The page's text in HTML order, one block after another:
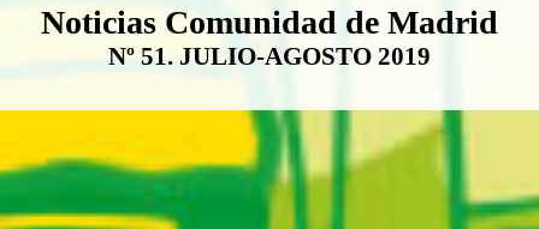
Boletín Noticias Comunidad de
Noticias Comunidad de Madrid
Nº 51. JULIO-AGOSTO 2019